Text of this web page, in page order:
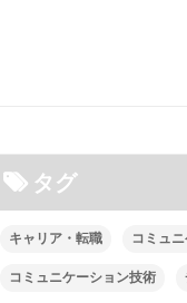
タグ
キャリア・転職 コミュ
コミュニケーション技術